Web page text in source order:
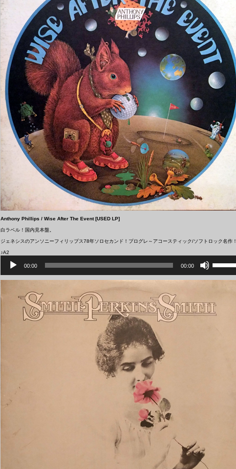
印
キ
使
っ
て
く
さ
い。
Anthony Phillips ‎/ Wise After The Event [USED LP]
白ラベル！国内見本盤。
ジェネシスのアンソニーフィリップス78年ソロセカンド！プログレ～アコースティック/ソフトロック名作！
♪A2
ー
ー
00:00 00:00
リ
に
上